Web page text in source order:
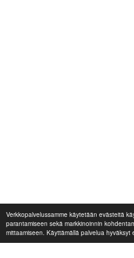
Verkkopalvelussamme käytetään evästeitä
parantamiseen sekä markkinoinnin
mittaamiseen. Käyttämällä palvelua hyväksyt